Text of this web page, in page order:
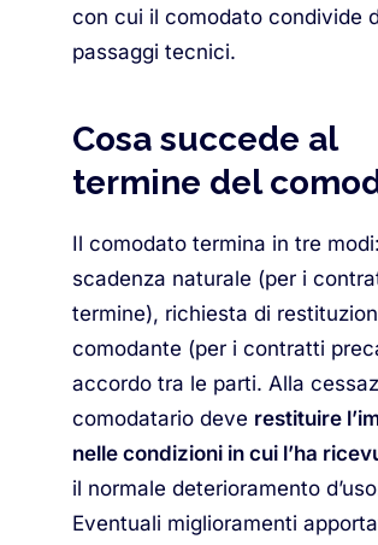
con cui il comodato condivide
passaggi tecnici.
Cosa succede al
termine del
Il comodato termina in tre modi:
scadenza naturale (per i
termine), richiesta di
comodante (per i contratti
accordo tra le parti. Alla
comodatario deve restituire
nelle condizioni in cui l’ha
il normale deterioramento
Eventuali miglioramenti